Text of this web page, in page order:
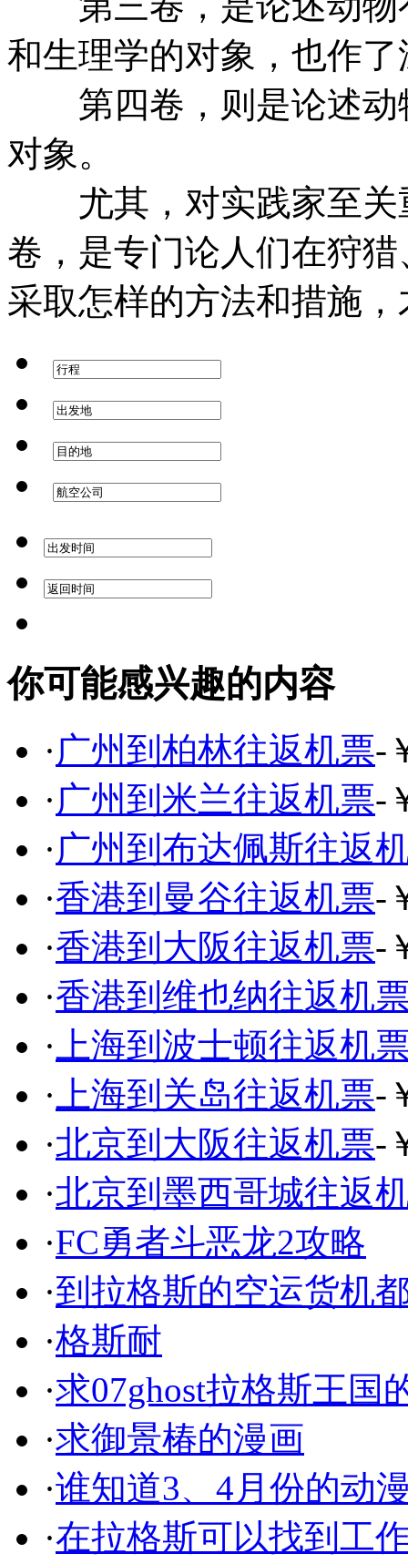
和生理学的对象，也作
第四卷，则是论述动
对象。
尤其，对实践家至关
卷，是专门论人们在狩
采取怎样的方法和措施
你可能感兴趣的内容
·广州到柏林往返机票-
·广州到米兰往返机票-
·广州到布达佩斯往返
·香港到曼谷往返机票-
·香港到大阪往返机票-
·香港到维也纳往返机
· 上海到波士顿往返机
· 上海到关岛往返机票-
·北京到大阪往返机票-
·北京到墨西哥城往返
·FC勇者斗恶龙2攻略
·到拉格斯的空运货机
·格斯耐
·求07ghost拉格斯王国
·求御景椿的漫画
·谁知道3、4月份的动
·在拉格斯可以找到工